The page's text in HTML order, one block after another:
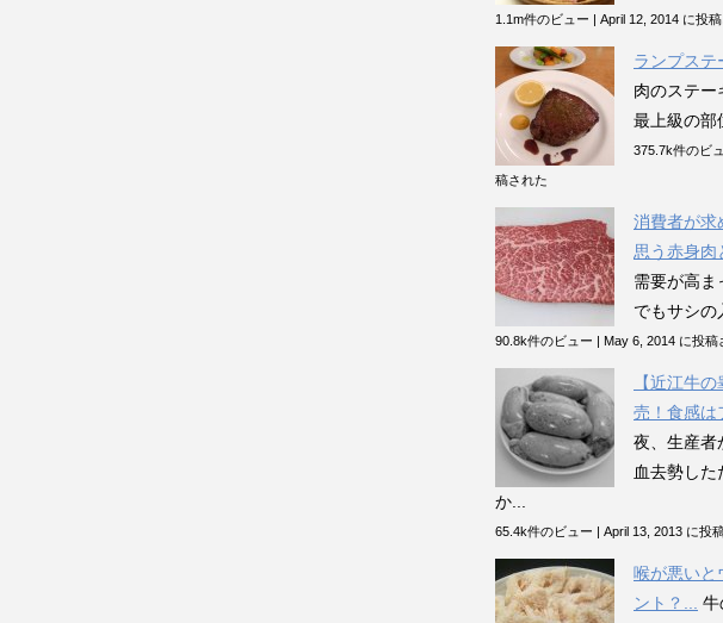
1.1m件のビュー | April 12, 2014 に投
ランプステ
肉のステー
最上級の部
375.7k件のビ
稿された
消費者が求
思う赤身肉
需要が高ま
でもサシの
90.8k件のビュー | May 6, 2014 に投稿
【近江牛
売！食感は
夜、生産者
血去勢した
か...
65.4k件のビュー | April 13, 2013 に投
喉が悪いと
ント？...
牛